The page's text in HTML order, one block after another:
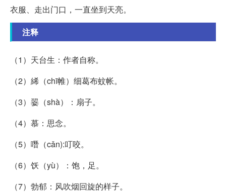
衣服、走出门口，一直坐到天亮。
注释
（1）天台生：作者自称。
（2）絺（chī帷）细葛布蚊帐。
（3）翣（shà）：扇子。
（4）慕：思念。
（5）噆（cǎn):叮咬。
（6）饫（yù）：饱，足。
（7）勃郁：风吹烟回旋的样子。